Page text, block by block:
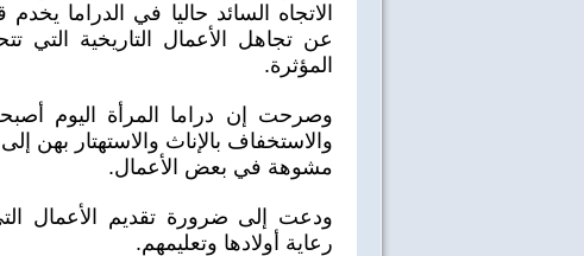
الاتجاه السائد حاليا في الدراما
عن تجاهل الأعمال التاريخية التي
المؤثرة.
وصرحت إن دراما المرأة اليوم
والاستخفاف بالإناث والاستهتار بهن
مشوهة في بعض الأعمال.
ودعت إلى ضرورة تقديم الأعمال
رعاية أولادها وتعليمهم.
اغاني وطنية